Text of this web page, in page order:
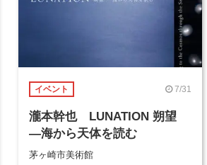
イベント 7/31
瀧本幹也 LUNATION 朔望
―海から天体を読む
茅ヶ崎市美術館